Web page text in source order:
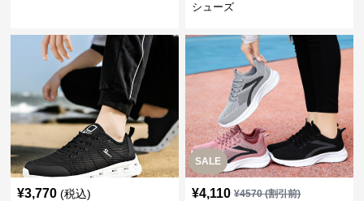
シューズ
¥3,770 (税込)
SALE
¥4,110 ¥4570(割引前)